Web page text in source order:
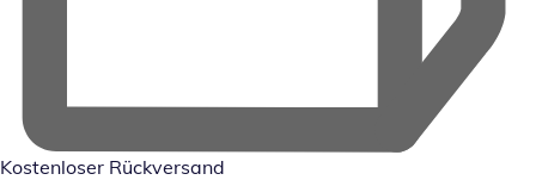
Kostenloser Rückversand